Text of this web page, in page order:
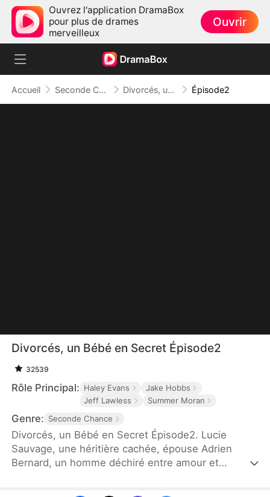
Ouvrez l'application DramaBox
pour plus de drames
merveilleux
Ouvrir
Accueil Seconde Chance Divorcés, un Bébé en Secret Épisode2
Divorcés, un Bébé en Secret Épisode2
32539
Rôle Principal: Haley Evans
Jake Hobbs
Jeff Lawless
Summer Moran
Genre: Seconde Chance
Divorcés, un Bébé en Secret Épisode2. Lucie
Sauvage, une héritière cachée, épouse Adrien
Bernard, un homme déchiré entre amour et